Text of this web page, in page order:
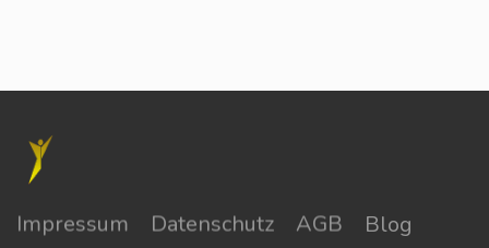
Impressum Datenschutz AGB
Blog